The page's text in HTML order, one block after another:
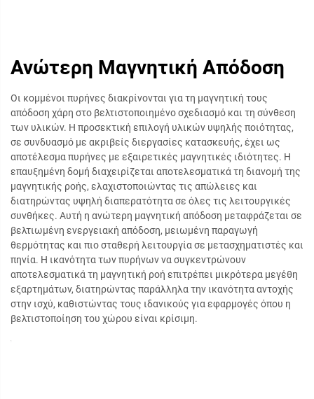
Ανώτερη Μαγνητική Απόδοση
Οι κομμένοι πυρήνες διακρίνονται για τη μαγνητική τους
απόδοση χάρη στο βελτιστοποιημένο σχεδιασμό και τη σύνθεση
των υλικών. Η προσεκτική επιλογή υλικών υψηλής ποιότητας,
σε συνδυασμό με ακριβείς διεργασίες κατασκευής, έχει ως
αποτέλεσμα πυρήνες με εξαιρετικές μαγνητικές ιδιότητες. Η
επαυξημένη δομή διαχειρίζεται αποτελεσματικά τη διανομή της
μαγνητικής ροής, ελαχιστοποιώντας τις απώλειες και
διατηρώντας υψηλή διαπερατότητα σε όλες τις λειτουργικές
συνθήκες. Αυτή η ανώτερη μαγνητική απόδοση μεταφράζεται σε
βελτιωμένη ενεργειακή απόδοση, μειωμένη παραγωγή
θερμότητας και πιο σταθερή λειτουργία σε μετασχηματιστές και
πηνία. Η ικανότητα των πυρήνων να συγκεντρώνουν
αποτελεσματικά τη μαγνητική ροή επιτρέπει μικρότερα μεγέθη
εξαρτημάτων, διατηρώντας παράλληλα την ικανότητα αντοχής
στην ισχύ, καθιστώντας τους ιδανικούς για εφαρμογές όπου η
βελτιστοποίηση του χώρου είναι κρίσιμη.